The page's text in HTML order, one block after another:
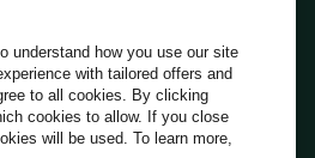
Italiano
understand how you use our site
with tailored offers and
to all cookies. By clicking
cookies to allow. If you close
will be used. To learn more,